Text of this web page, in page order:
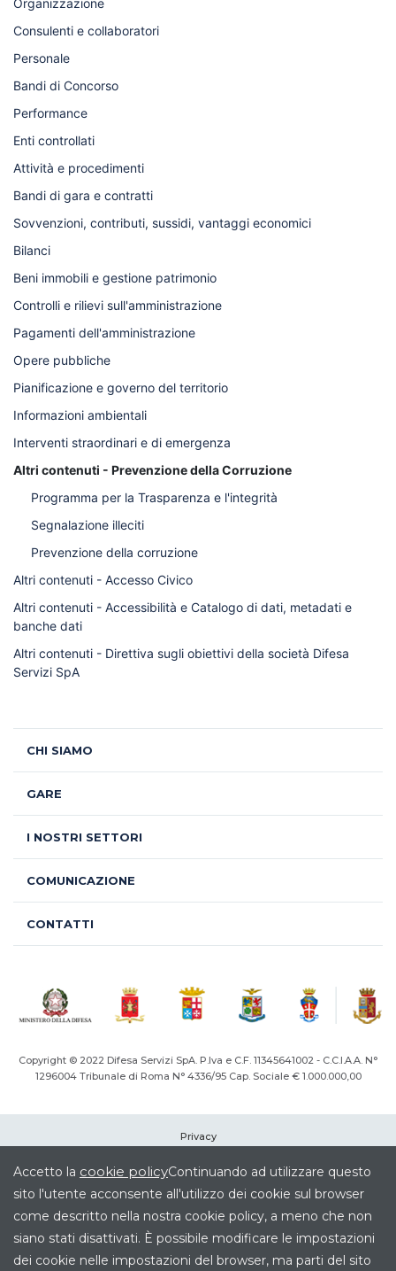
Organizzazione
Consulenti e collaboratori
Personale
Bandi di Concorso
Performance
Enti controllati
Attività e procedimenti
Bandi di gara e contratti
Sovvenzioni, contributi, sussidi, vantaggi economici
Bilanci
Beni immobili e gestione patrimonio
Controlli e rilievi sull'amministrazione
Pagamenti dell'amministrazione
Opere pubbliche
Pianificazione e governo del territorio
Informazioni ambientali
Interventi straordinari e di emergenza
Altri contenuti - Prevenzione della Corruzione
Programma per la Trasparenza e l'integrità
Segnalazione illeciti
Prevenzione della corruzione
Altri contenuti - Accesso Civico
Altri contenuti - Accessibilità e Catalogo di dati, metadati e
banche dati
Altri contenuti - Direttiva sugli obiettivi della società Difesa
Servizi SpA
CHI SIAMO
GARE
I NOSTRI SETTORI
COMUNICAZIONE
CONTATTI
Copyright © 2022 Difesa Servizi SpA. P.Iva e C.F. 11345641002 - C.C.I.A.A. N°
1296004Tribunale di Roma N° 4336/95 Cap. Sociale € 1.000.000,00
Privacy
Accetto la cookie policyContinuando ad utilizzare questo
sito l'utente acconsente all'utilizzo dei cookie sul browser
come descritto nella nostra cookie policy, a meno che non
siano stati disattivati. È possibile modificare le impostazioni
dei cookie nelle impostazioni del browser, ma parti del sito